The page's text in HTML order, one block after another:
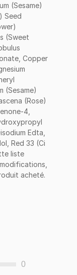
(Sesame)
Seed
(Sweet
Copper
(Sesame)
(Rose)
4,
Edta,
Red 33 (Ci
liste
acheté.
0